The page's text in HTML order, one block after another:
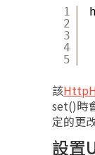
1
2
3
4
5
該
set()時
定的更
設置